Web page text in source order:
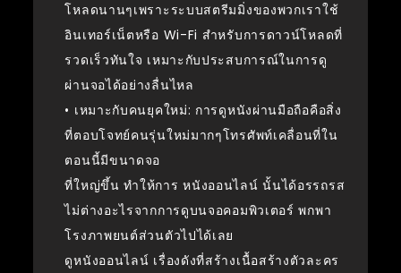
โหลดนานๆเพราะระบบสตรีมมิ่งของพวกเราใช้
อินเทอร์เน็ตหรือ Wi-Fi สำหรับการดาวน์โหลดที่
รวดเร็วทันใจ เหมาะกับประสบการณ์ในการดู
ผ่านจอได้อย่างลื่นไหล
• เหมาะกับคนยุคใหม่: การดูหนังผ่านมือถือคือสิ่ง
ที่ตอบโจทย์คนรุ่นใหม่มากๆโทรศัพท์เคลื่อนที่ใน
ตอนนี้มีขนาดจอ
ที่ใหญ่ขึ้น ทำให้การ หนังออนไลน์ นั้นได้อรรถรส
ไม่ต่างอะไรจากการดูบนจอคอมพิวเตอร์ พกพา
โรงภาพยนต์ส่วนตัวไปได้เลย
ดูหนังออนไลน์ เรื่องดังที่สร้างเนื้อสร้างตัวละคร